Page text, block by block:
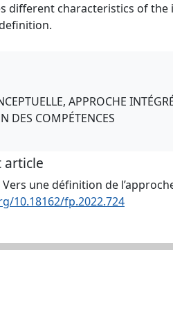
different characteristics of
APPROCHE
DES COMPÉTENCES
article
Vers une définition de
10.18162/fp.2022.724